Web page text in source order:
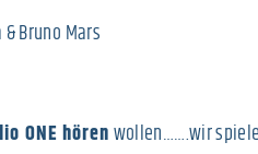
Bruno Mars
ONE hörenwollen…….wir